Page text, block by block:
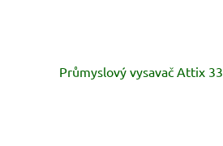
Průmyslový vysavač Attix